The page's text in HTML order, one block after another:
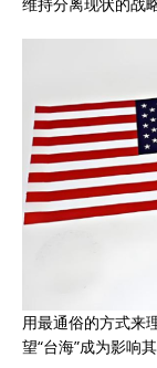
维持分离现状的战
用最通俗的方式来
望“台海”成为影响